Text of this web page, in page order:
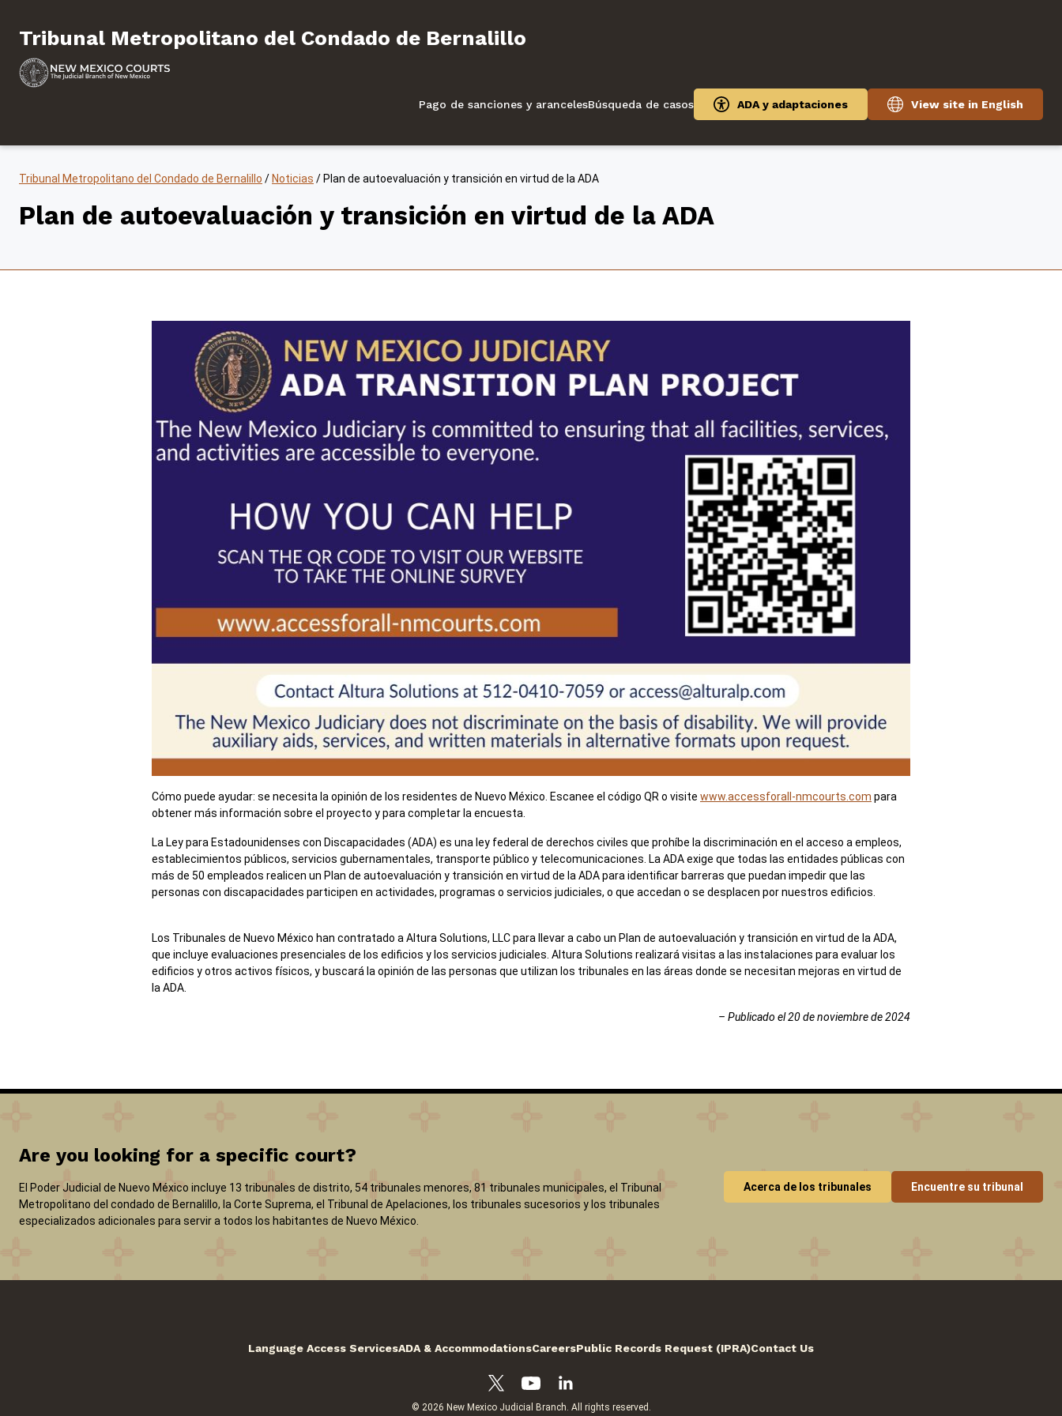
Tribunal Metropolitano del Condado de Bernalillo
Tribunal Metropolitano del Condado de Bernalillo
Pago de sanciones y arancelesBúsqueda de casos ADA y adaptaciones View site in English
Tribunal Metropolitano del Condado de Bernalillo / Noticias / Plan de autoevaluación y transición en virtud de la ADA
Plan de autoevaluación y transición en virtud de la ADA
Cómo puede ayudar: se necesita la opinión de los residentes de Nuevo México. Escanee el código QR o visite www.accessforall-nmcourts.com para
obtener más información sobre el proyecto y para completar la encuesta.
La Ley para Estadounidenses con Discapacidades (ADA) es una ley federal de derechos civiles que prohíbe la discriminación en el acceso a empleos,
establecimientos públicos, servicios gubernamentales, transporte público y telecomunicaciones. La ADA exige que todas las entidades públicas con
más de 50 empleados realicen un Plan de autoevaluación y transición en virtud de la ADA para identificar barreras que puedan impedir que las
personas con discapacidades participen en actividades, programas o servicios judiciales, o que accedan o se desplacen por nuestros edificios.
Los Tribunales de Nuevo México han contratado a Altura Solutions, LLC para llevar a cabo un Plan de autoevaluación y transición en virtud de la ADA,
que incluye evaluaciones presenciales de los edificios y los servicios judiciales. Altura Solutions realizará visitas a las instalaciones para evaluar los
edificios y otros activos físicos, y buscará la opinión de las personas que utilizan los tribunales en las áreas donde se necesitan mejoras en virtud de
la ADA.
– Publicado el 20 de noviembre de 2024
Are you looking for a specific court?
El Poder Judicial de Nuevo México incluye 13 tribunales de distrito, 54 tribunales menores, 81 tribunales municipales, el Tribunal
Metropolitano del condado de Bernalillo, la Corte Suprema, el Tribunal de Apelaciones, los tribunales sucesorios y los tribunales
especializados adicionales para servir a todos los habitantes de Nuevo México.
Acerca de los tribunales Encuentre su tribunal
Language Access ServicesADA & AccommodationsCareersPublic Records Request (IPRA)Contact Us
© 2026 New Mexico Judicial Branch. All rights reserved.